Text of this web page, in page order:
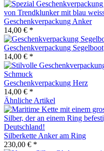
Geschenkverpackung Anker
14,00 € *
Geschenkverpackung Segelboot
14,00 € *
Geschenkverpackung Herz
14,00 € *
Ähnliche Artikel
Silberkette Anker am Ring
230,00 € *